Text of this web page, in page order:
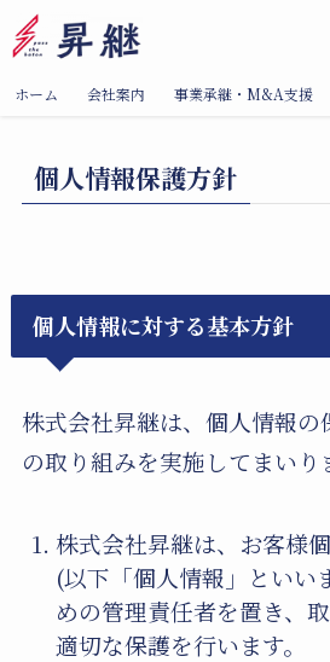
ホーム 会社案内 事業承継・M&A支援
個人情報保護方針
個人情報に対する基本方針
株式会社昇継は、個人情報の
の取り組みを実施してまいり
株式会社昇継は、お客様
(以下「個人情報」といい
めの管理責任者を置き、
適切な保護を行います。